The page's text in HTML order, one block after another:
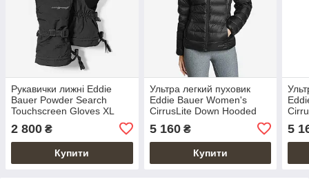
Рукавички лижні Eddie
Bauer Powder Search
Touchscreen Gloves XL
2 800 ₴
Купити
Ультра легкий пуховик
Eddie Bauer Women's
CirrusLite Down Hooded
5 160₴
Купити
5